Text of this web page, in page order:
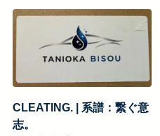
CLEATING. | 系譜：繋ぐ意
志。